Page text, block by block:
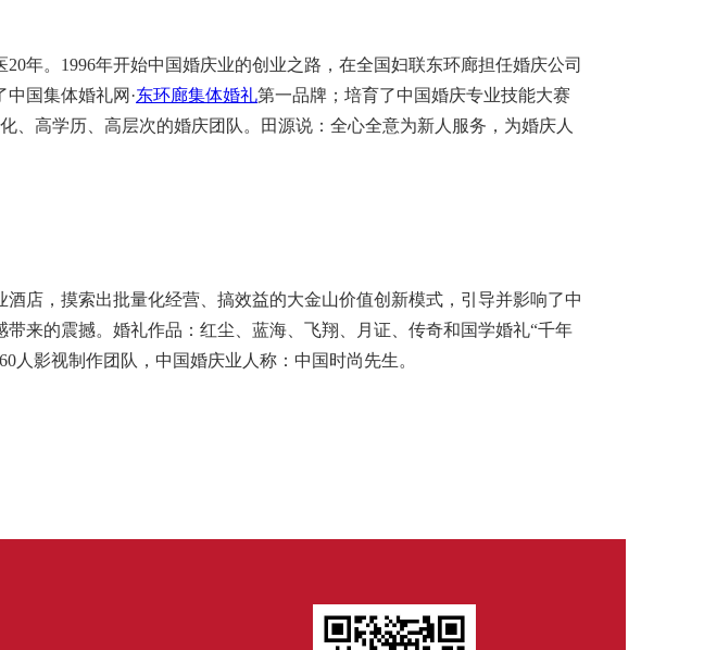
20年。1996年开始中国婚庆业的创业之路，在全国妇联东环廊担任婚庆公司
国集体婚礼网·东环廊集体婚礼第一品牌；培育了中国婚庆专业技能大赛
、高学历、高层次的婚庆团队。田源说：全心全意为新人服务，为婚庆人
店，摸索出批量化经营、搞效益的大金山价值创新模式，引导并影响了中
来的震撼。婚礼作品：红尘、蓝海、飞翔、月证、传奇和国学婚礼“千年
人影视制作团队，中国婚庆业人称：中国时尚先生。